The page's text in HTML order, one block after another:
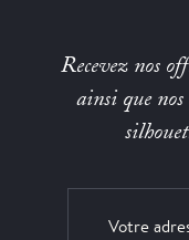
Recevez nos
ainsi que nos